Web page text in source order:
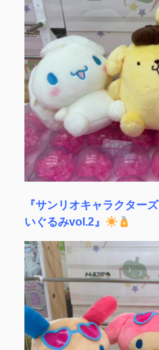
『サンリオキャラクター
いぐるみvol.2』